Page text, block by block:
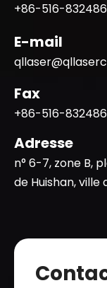
+86-516-
E-mail
Fax
+86-516-
Adresse
n° 6-7, zone B,
de Huishan, ville